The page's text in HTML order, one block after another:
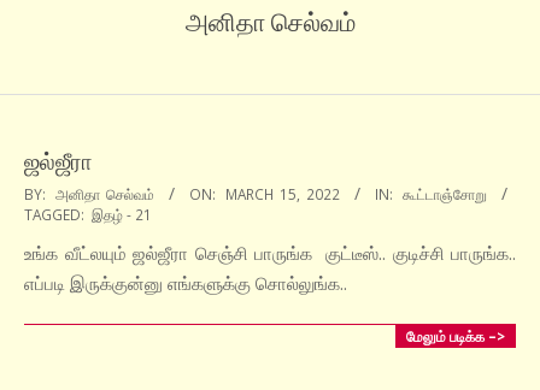
அனிதா செல்வம்
ஜல்ஜீரா
2022-
03-
15
BY: அனிதா செல்வம் ON: MARCH 15, 2022 IN: கூட்டாஞ்சோறு
TAGGED: இதழ் - 21
உங்க வீட்லயும் ஜல்ஜீரா செஞ்சி பாருங்க குட்டீஸ்.. குடிச்சி பாருங்க..
எப்படி இருக்குன்னு எங்களுக்கு சொல்லுங்க..
மேலும் படிக்க –>